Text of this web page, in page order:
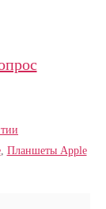
, Планшеты Apple